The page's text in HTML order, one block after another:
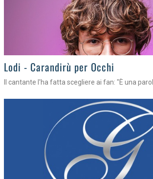
Lodi - Carandirù per Occhi
Il cantante l'ha fatta scegliere ai fan: "È una